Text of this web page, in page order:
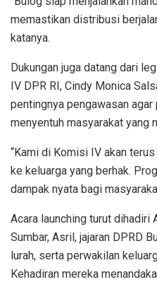
memastikan distribusi
katanya.
Dukungan juga datang dari
IV DPR RI, Cindy Monica
pentingnya pengawasan
menyentuh masyarakat yang
“Kami di Komisi IV akan
ke keluarga yang berhak.
dampak nyata bagi
Acara launching turut dihadiri
Sumbar, Asril, jajaran DPRD
lurah, serta perwakilan
Kehadiran mereka